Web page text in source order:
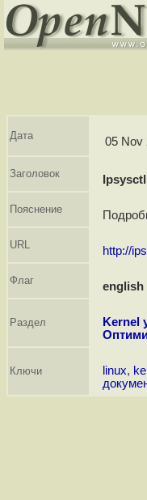
Дата 05 Nov
Заголовок
Пояснение
URL http://
Флаг english
Раздел
Kernel
Ключи linux,